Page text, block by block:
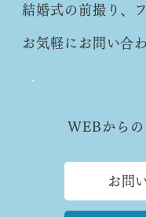
結婚式の前撮り、
お気軽にお問い合
WEBからの
お問